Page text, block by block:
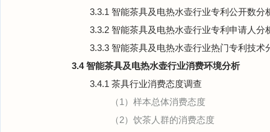
3.3.1 智能茶具及电热水壶行业专利公开数分
3.3.2 智能茶具及电热水壶行业专利申请人分
3.3.3 智能茶具及电热水壶行业热门专利技术
3.4 智能茶具及电热水壶行业消费环境分析
3.4.1 茶具行业消费态度调查
（1）样本总体消费态度
（2）饮茶人群的消费态度